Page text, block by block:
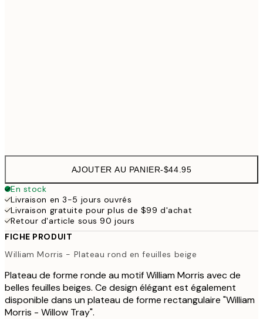
AJOUTER AU PANIER-$44.95
En stock
Livraison en 3-5 jours ouvrés
Livraison gratuite pour plus de $99 d'achat
Retour d'article sous 90 jours
FICHE PRODUIT
William Morris - Plateau rond en feuilles beige
Plateau de forme ronde au motif William Morris avec de
belles feuilles beiges. Ce design élégant est également
disponible dans un plateau de forme rectangulaire "William
Morris - Willow Tray".